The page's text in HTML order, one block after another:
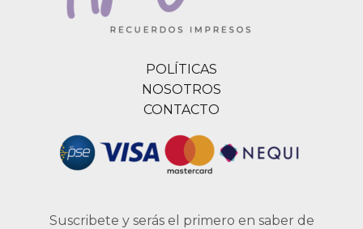
POLÍTICAS
NOSOTROS
CONTACTO
Suscribete y serás el primero en saber de